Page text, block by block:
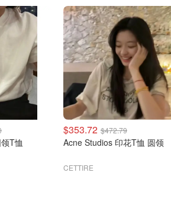
T恤
$353.72 $472.79
Acne Studios 印花T恤 圆领
CETTIRE